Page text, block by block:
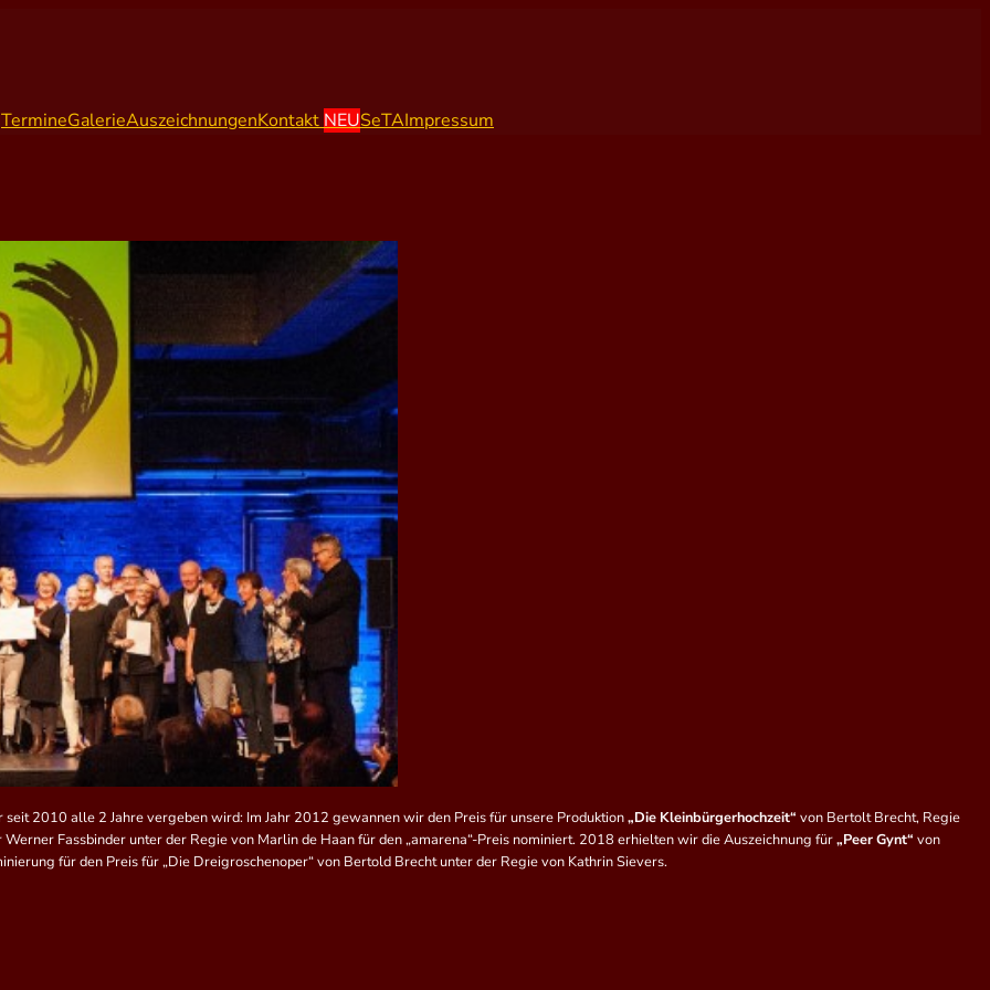
TermineGalerieAuszeichnungenKontakt NEUSeTAImpressum
seit 2010 alle 2 Jahre vergeben wird: Im Jahr 2012 gewannen wir den Preis für unsere Produktion„Die Kleinbürgerhochzeit“ von Bertolt Brecht, Regie
Werner Fassbinder unter der Regie von Marlin de Haan für den „amarena“-Preis nominiert. 2018 erhielten wir die Auszeichnung für„Peer Gynt“ von
für den Preis für „Die Dreigroschenoper“ von Bertold Brecht unter der Regie von Kathrin Sievers.